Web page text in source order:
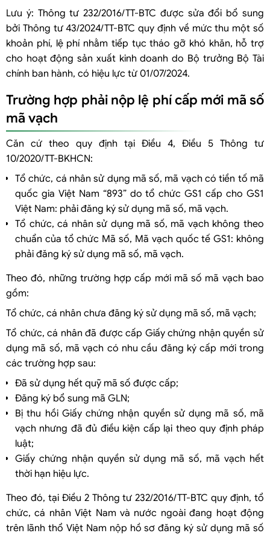
Lưu ý: Thông tư 232/2016/TT-BTC được sửa đổi bổ sung
bởi Thông tư 43/2024/TT-BTC quy định về mức thu một số
khoản phí, lệ phí nhằm tiếp tục tháo gỡ khó khăn, hỗ trợ
cho hoạt động sản xuất kinh doanh do Bộ trưởng Bộ Tài
chính ban hành, có hiệu lực từ 01/07/2024.
Trường hợp phải nộp lệ phí cấp mới mã số
mã vạch
Căn cứ theo quy định tại Điều 4, Điều 5 Thông tư
10/2020/TT-BKHCN:
Tổ chức, cá nhân sử dụng mã số, mã vạch có tiền tố mã
quốc gia Việt Nam “893” do tổ chức GS1 cấp cho GS1
Việt Nam: phải đăng ký sử dụng mã số, mã vạch.
Tổ chức, cá nhân sử dụng mã số, mã vạch không theo
chuẩn của tổ chức Mã số, Mã vạch quốc tế GS1: không
phải đăng ký sử dụng mã số, mã vạch.
Theo đó, những trường hợp cấp mới mã số mã vạch bao
gồm:
Tổ chức, cá nhân chưa đăng ký sử dụng mã số, mã vạch;
Tổ chức, cá nhân đã được cấp Giấy chứng nhận quyền sử
dụng mã số, mã vạch có nhu cầu đăng ký cấp mới trong
các trường hợp sau:
Đã sử dụng hết quỹ mã số được cấp;
Đăng ký bổ sung mã GLN;
Bị thu hồi Giấy chứng nhận quyền sử dụng mã số, mã
vạch nhưng đã đủ điều kiện cấp lại theo quy định pháp
luật;
Giấy chứng nhận quyền sử dụng mã số, mã vạch hết
thời hạn hiệu lực.
Theo đó, tại Điều 2 Thông tư 232/2016/TT-BTC quy định, tổ
chức, cá nhân Việt Nam và nước ngoài đang hoạt động
trên lãnh thổ Việt Nam nộp hồ sơ đăng ký sử dụng mã số